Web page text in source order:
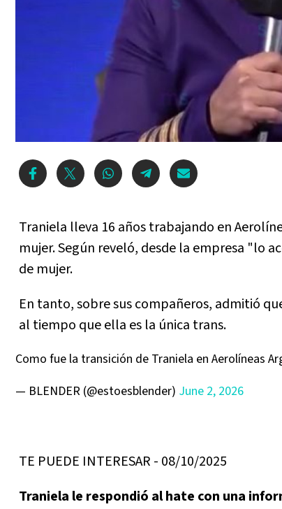
Traniela lleva 16 años trabajando en
mujer. Según reveló, desde la empresa "lo
de mujer.
En tanto, sobre sus compañeros, admitió
al tiempo que ella es la única trans.
Como fue la transición de Traniela en Aerolíneas
— BLENDER (@estoesblender) June 2, 2026
TE PUEDE INTERESAR - 08/10/2025
Traniela le respondió al hate con una